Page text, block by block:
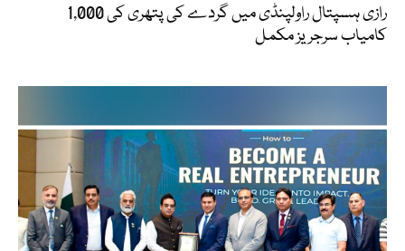
رازی ہسپتال راولپنڈی میں گردے کی پتھری کی 1,000
کامیاب سرجریز مکمل